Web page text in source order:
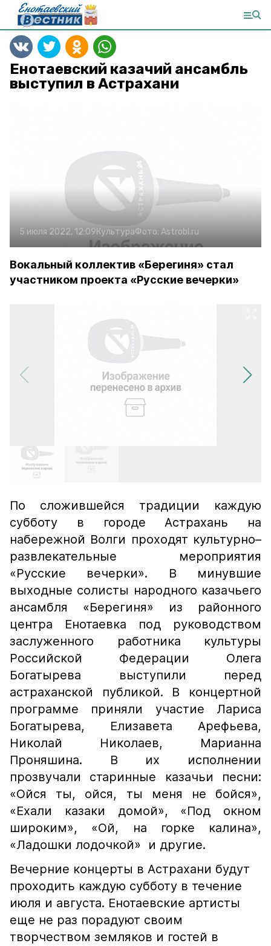
Енотаевский казачий ансамбль
выступил в Астрахани
5 июля 2022, 12:09КультураФото: Astrobl.ru
Вокальный коллектив «Берегиня» стал
участником проекта «Русские вечерки»
По сложившейся традиции каждую
субботу в городе Астрахань на
набережной Волги проходят культурно–
развлекательные мероприятия
«Русские вечерки». В минувшие
выходные солисты народного казачьего
ансамбля «Берегиня» из районного
центра Енотаевка под руководством
заслуженного работника культуры
Российской Федерации Олега
Богатырева выступили перед
астраханской публикой. В концертной
программе приняли участие Лариса
Богатырева, Елизавета Арефьева,
Николай Николаев, Марианна
Проняшина. В их исполнении
прозвучали старинные казачьи песни:
«Ойся ты, ойся, ты меня не бойся»,
«Ехали казаки домой», «Под окном
широким», «Ой, на горке калина»,
«Ладошки лодочкой» и другие.
Вечерние концерты в Астрахани будут
проходить каждую субботу в течение
июля и августа. Енотаевские артисты
еще не раз порадуют своим
творчеством земляков и гостей в